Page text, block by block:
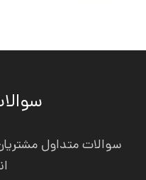
سوالات متداول